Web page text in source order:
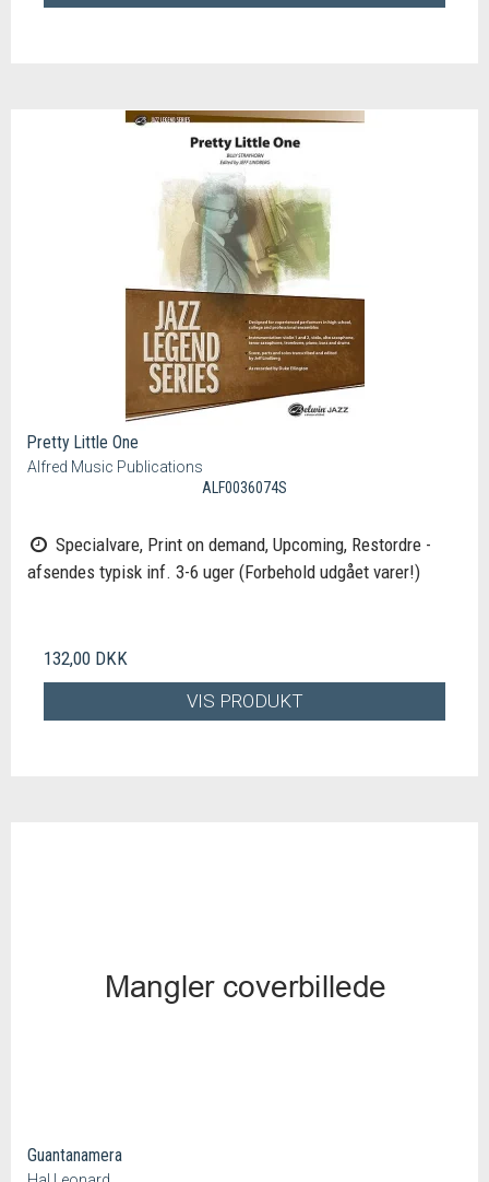
Pretty Little One
Alfred Music Publications
ALF0036074S
Specialvare, Print on demand, Upcoming, Restordre -
afsendes typisk inf. 3-6 uger (Forbehold udgået varer!)
132,00 DKK
VIS PRODUKT
Guantanamera